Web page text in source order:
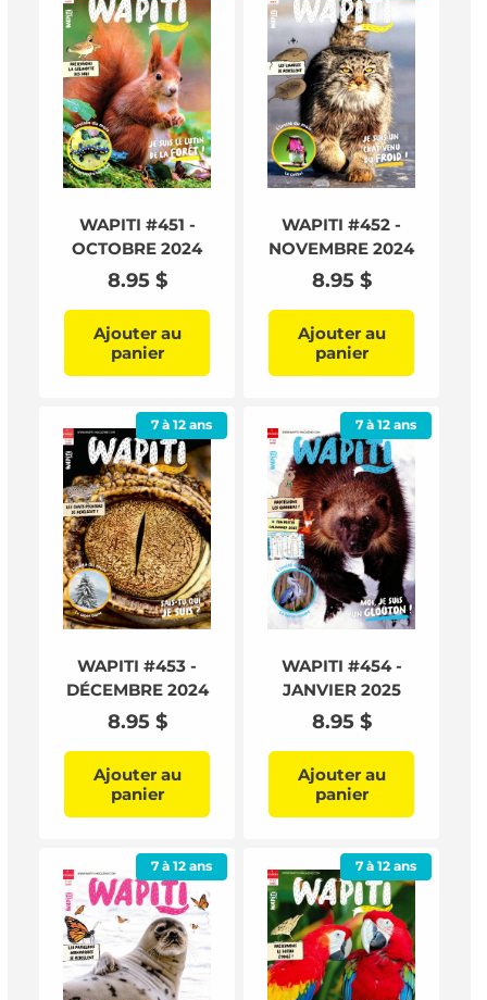
WAPITI #451 -
OCTOBRE 2024
Prix
habituel
8.95 $
Ajouter au
panier
WAPITI #452 -
NOVEMBRE 2024
Prix
habituel
8.95 $
Ajouter au
panier
7 à 12 ans
WAPITI #453 -
DÉCEMBRE 2024
Prix
habituel
8.95 $
Ajouter au
panier
7 à 12 ans
WAPITI #454 -
JANVIER 2025
Prix
habituel
8.95 $
Ajouter au
panier
7 à 12 ans 7 à 12 ans